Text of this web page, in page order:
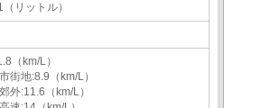
（リットル）
（km/L）
街地:8.9（km/L）
外:11.6（km/L）